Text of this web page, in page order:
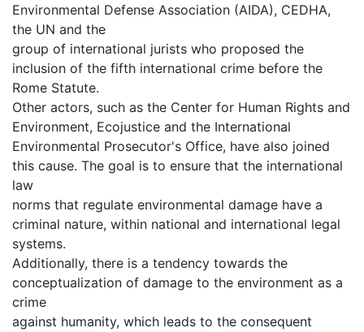
Environmental Defense Association (AIDA), CEDHA,
the UN and the
group of international jurists who proposed the
inclusion of the fifth international crime before the
Rome Statute.
Other actors, such as the Center for Human Rights and
Environment, Ecojustice and the International
Environmental Prosecutor's Office, have also joined
this cause. The goal is to ensure that the international
law
norms that regulate environmental damage have a
criminal nature, within national and international legal
systems.
Additionally, there is a tendency towards the
conceptualization of damage to the environment as a
crime
against humanity, which leads to the consequent